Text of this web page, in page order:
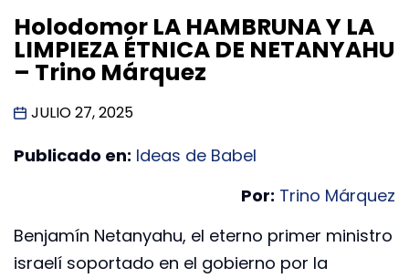
Holodomor LA HAMBRUNA Y LA
LIMPIEZA ÉTNICA DE NETANYAHU
– Trino Márquez
JULIO 27, 2025
Publicado en: Ideas de Babel
Por: Trino Márquez
Benjamín Netanyahu, el eterno primer ministro
israelí soportado en el gobierno por la